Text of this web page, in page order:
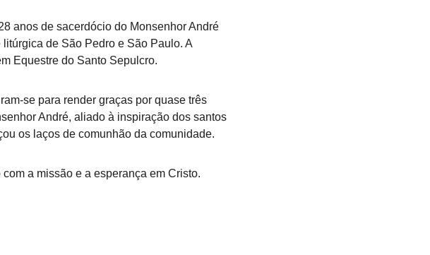
anos de sacerdócio do Monsenhor André
de São Pedro e São Paulo. A
Equestre do Santo Sepulcro.
se para render graças por quase três
André, aliado à inspiração dos santos
os laços de comunhão da comunidade.
a missão e a esperança em Cristo.